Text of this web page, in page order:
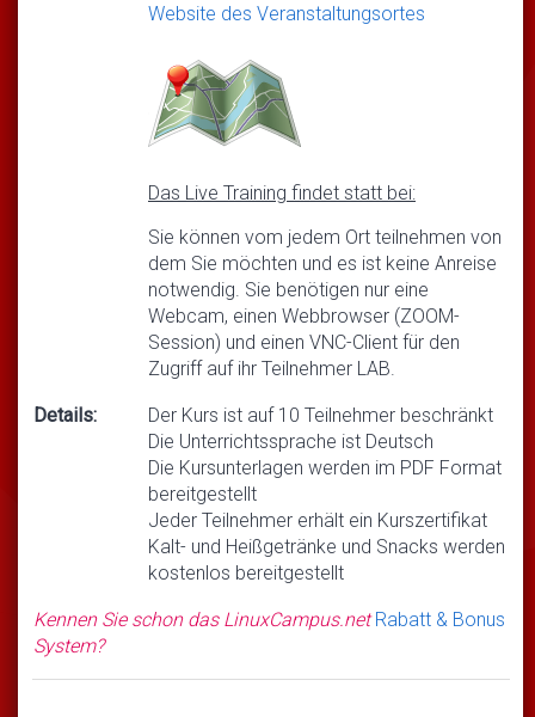
Website des Veranstaltungsortes
Das Live Training findet statt bei:
Sie können vom jedem Ort teilnehmen von
dem Sie möchten und es ist keine Anreise
notwendig. Sie benötigen nur eine
Webcam, einen Webbrowser (ZOOM-
Session) und einen VNC-Client für den
Zugriff auf ihr Teilnehmer LAB.
Details:
Der Kurs ist auf 10 Teilnehmer beschränkt
Die Unterrichtssprache ist Deutsch
Die Kursunterlagen werden im PDF Format
bereitgestellt
Jeder Teilnehmer erhält ein Kurszertifikat
Kalt- und Heißgetränke und Snacks werden
kostenlos bereitgestellt
Kennen Sie schon das LinuxCampus.netRabatt & Bonus
System?